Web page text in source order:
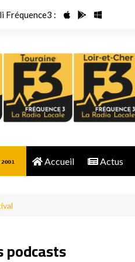
Fréquence3 :
Accueil Actus
podcasts